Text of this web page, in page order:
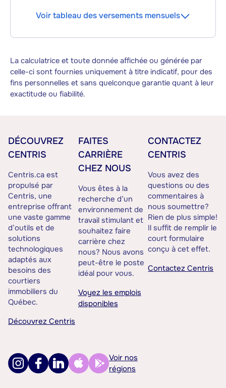
Voir tableau des versements mensuels
La calculatrice et toute donnée affichée ou générée par
celle-ci sont fournies uniquement à titre indicatif, pour des
fins personnelles et sans quelconque garantie quant à leur
exactitude ou fiabilité.
DÉCOUVREZ
CENTRIS
Centris.ca est
propulsé par
Centris, une
entreprise offrant
une vaste gamme
d’outils et de
solutions
technologiques
adaptés aux
besoins des
courtiers
immobiliers du
Québec.
Découvrez Centris
FAITES
CARRIÈRE
CHEZ NOUS
Vous êtes à la
recherche d’un
environnement de
travail stimulant et
souhaitez faire
carrière chez
nous? Nous avons
peut-être le poste
idéal pour vous.
Voyez les emplois
disponibles
CONTACTEZ
CENTRIS
Vous avez des
questions ou des
commentaires à
nous soumettre?
Rien de plus simple!
Il suffit de remplir le
court formulaire
conçu à cet effet.
Contactez Centris
Voir nos
régions